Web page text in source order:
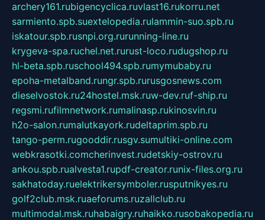
archery161.rubigencyclica.ruvlast16.rukorru.net
sarmiento.spb.suextelopedia.rulammin-suo.spb.ru
iskatour.spb.rusnpi.org.rurunning-line.ru
krygeva-spa.ruchel.net.rurust-loco.rudugshop.ru
hl-beta.spb.ruschool494.spb.rumymubaby.ru
epoha-metalband.rungr.spb.rurusgosnews.com
dieselvostok.ru24hostel.msk.ruw-dev.ruf-ship.ru
regsmi.rufilmnetwork.rumalinasp.rukinosvin.ru
h2o-salon.rumalutkayork.rudeltaprim.spb.ru
tango-perm.rugooddir.rusgv.sumultiki-online.com
webkrasotki.comcherinvest.rudetskiy-ostrov.ru
ankou.spb.rualvesta1.rupdf-creator.runix-files.org.ru
sakhatoday.ruelektrikersymboler.rusputnikyes.ru
golf2club.msk.ruaeforums.ruzallclub.ru
multimodal.msk.ruhabaigry.ruhaikko.rusobakopedia.ru